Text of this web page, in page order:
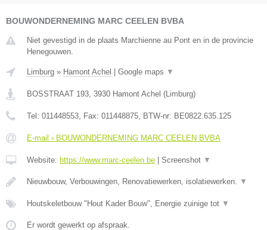
BOUWONDERNEMING MARC CEELEN BVBA
Niet gevestigd in de plaats Marchienne au Pont en in de provincie
Henegouwen.
Limburg » Hamont Achel Google maps ▼
BOSSTRAAT 193 3930 Hamont Achel ( Limburg)
Tel: 011448553 , Fax: 011448875 , BTW-nr: BE0822.635.125
E-mail › BOUWONDERNEMING MARC CEELEN BVBA
Website: https://www.marc-ceelen.be Screenshot ▼
Nieuwbouw, Verbouwingen, Renovatiewerken, isolatiewerken. ▼
Houtskeletbouw "Hout Kader Bouw", Energie zuinige tot ▼
Er wordt gewerkt op afspraak.